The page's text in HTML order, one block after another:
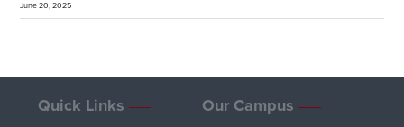
June 20, 2025
Quick Links Our Campus